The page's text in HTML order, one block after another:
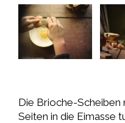
Die Brioche-Scheiben
Seiten in die Eimasse